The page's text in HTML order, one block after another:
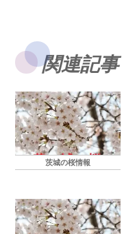
関連記事
茨城の桜情報